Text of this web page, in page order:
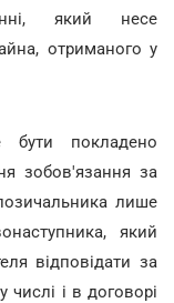
який несе
отриманого у
покладено
зобов'язання за
лише
який
відповідати за
і в договорі